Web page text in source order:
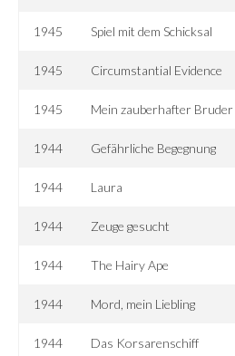
1945 Spiel mit dem Schicksal
1945 Circumstantial Evidence
1945 Mein zauberhafter Bruder
1944 Gefährliche Begegnung
1944 Laura
1944 Zeuge gesucht
1944 The Hairy Ape
1944 Mord, mein Liebling
1944 Das Korsarenschiff